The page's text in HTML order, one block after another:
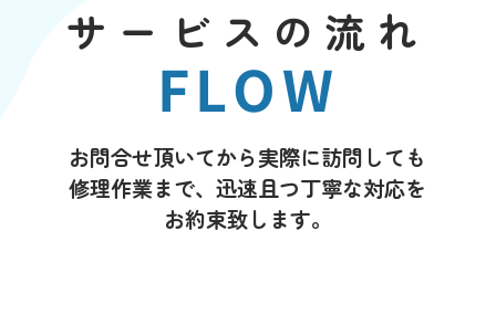
サービスの流れ
FLOW
お問合せ頂いてから実際に訪問しても
修理作業まで、迅速且つ丁寧な対応を
お約束致します。